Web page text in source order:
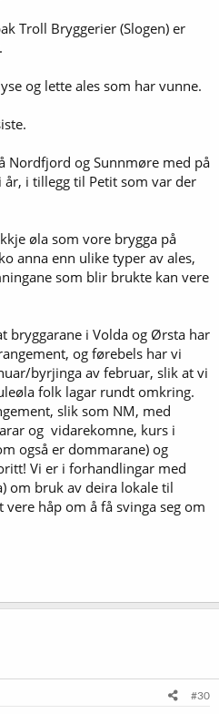
Troll Bryggerier (Slogen) er
og lette ales som har vunne.
Nordfjord og Sunnmøre med på
i tillegg til Petit som var der
øla som vore brygga på
anna enn ulike typer av ales,
som blir brukte kan vere
bryggarane i Volda og Ørsta har
og førebels har vi
byrjinga av februar, slik at vi
folk lagar rundt omkring.
slik som NM, med
og vidarekomne, kurs i
også er dommarane) og
Vi er i forhandlingar med
om bruk av deira lokale til
håp om å få svinga seg om
#30